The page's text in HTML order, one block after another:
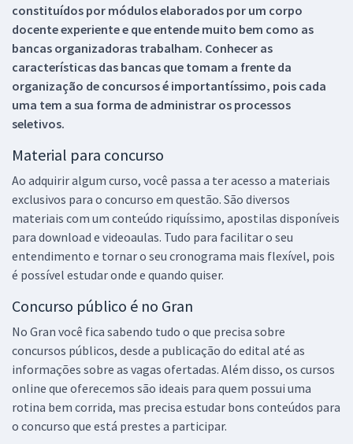
constituídos por módulos elaborados por um corpo
docente experiente e que entende muito bem como as
bancas organizadoras trabalham. Conhecer as
características das bancas que tomam a frente da
organização de concursos é importantíssimo, pois cada
uma tem a sua forma de administrar os processos
seletivos.
Material para concurso
Ao adquirir algum curso, você passa a ter acesso a materiais
exclusivos para o concurso em questão. São diversos
materiais com um conteúdo riquíssimo, apostilas disponíveis
para download e videoaulas. Tudo para facilitar o seu
entendimento e tornar o seu cronograma mais flexível, pois
é possível estudar onde e quando quiser.
Concurso público é no Gran
No Gran você fica sabendo tudo o que precisa sobre
concursos públicos, desde a publicação do edital até as
informações sobre as vagas ofertadas. Além disso, os cursos
online que oferecemos são ideais para quem possui uma
rotina bem corrida, mas precisa estudar bons conteúdos para
o concurso que está prestes a participar.